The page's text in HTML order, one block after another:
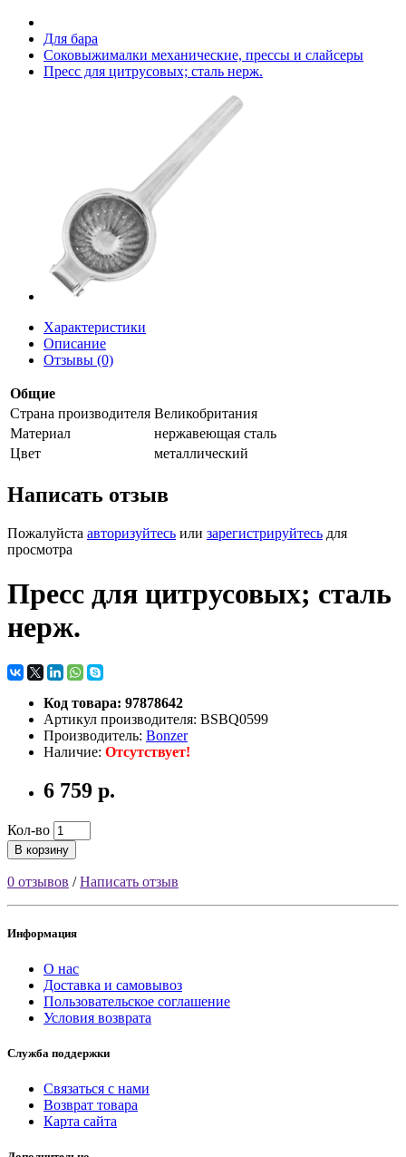
Для бара
Соковыжималки механические, прессы и слайсеры
Пресс для цитрусовых; сталь нерж.
Характеристики
Описание
Отзывы (0)
Общие
Страна производителя Великобритания
Материал
нержавеющая сталь
Цвет
металлический
Написать отзыв
Пожалуйста авторизуйтесь или зарегистрируйтесь для
просмотра
Пресс для цитрусовых; сталь
нерж.
Код товара: 97878642
Артикул производителя: BSBQ0599
Производитель: Bonzer
Наличие: Отсутствует!
6 759 р.
Кол-во
В корзину
0 отзывов /Написать отзыв
Информация
О нас
Доставка и самовывоз
Пользовательское соглашение
Условия возврата
Служба поддержки
Связаться с нами
Возврат товара
Карта сайта